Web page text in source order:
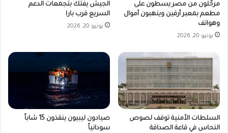
مرحّلون من مصر يسطون على
مطعم بمعبر أرقين وينهبون أموال
وهواتف
يونيو 20, 2026
الجيش يفتك بتجمعات الدعم
السريع قرب بارا
يونيو 20, 2026
السلطات الأمنية توقف لصوص
النحاس في قاعة الصداقة
صيادون ليبيون ينقذون 15 شاباً
سودانياً